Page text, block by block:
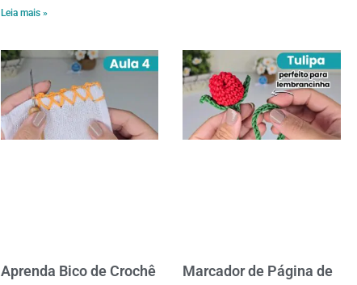
Leia mais »
Aprenda Bico de Crochê
Marcador de Página de